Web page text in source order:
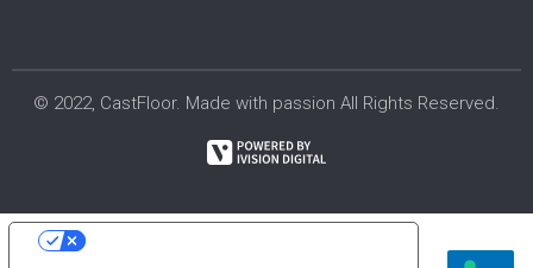
© 2022, CastFloor. Made with passion All Rights Reserved.